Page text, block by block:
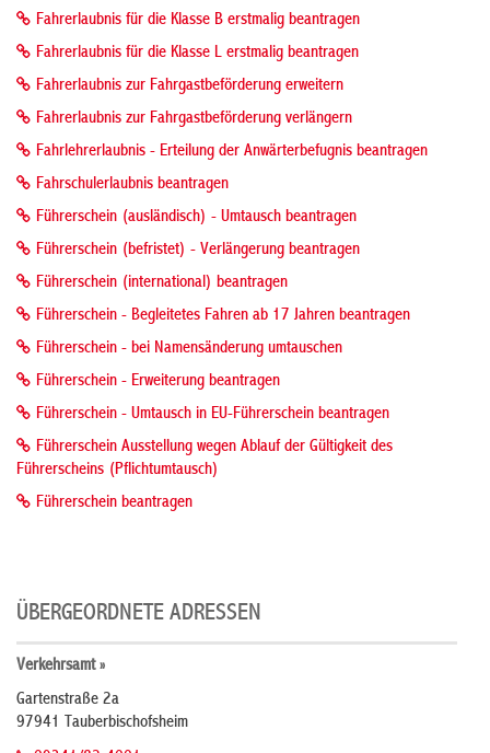
Fahrerlaubnis für die Klasse B erstmalig beantragen
Fahrerlaubnis für die Klasse L erstmalig beantragen
Fahrerlaubnis zur Fahrgastbeförderung erweitern
Fahrerlaubnis zur Fahrgastbeförderung verlängern
Fahrlehrerlaubnis - Erteilung der Anwärterbefugnis beantragen
Fahrschulerlaubnis beantragen
Führerschein (ausländisch) - Umtausch beantragen
Führerschein (befristet) - Verlängerung beantragen
Führerschein (international) beantragen
Führerschein - Begleitetes Fahren ab 17 Jahren beantragen
Führerschein - bei Namensänderung umtauschen
Führerschein - Erweiterung beantragen
Führerschein - Umtausch in EU-Führerschein beantragen
Führerschein Ausstellung wegen Ablauf der Gültigkeit des
Führerscheins (Pflichtumtausch)
Führerschein beantragen
ÜBERGEORDNETE ADRESSEN
Verkehrsamt »
Gartenstraße 2a
97941 Tauberbischofsheim